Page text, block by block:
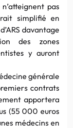
pas
simplifié en
davantage
des zones
y auront
générale
contrats
apportera
(55 000 euros
médecins en